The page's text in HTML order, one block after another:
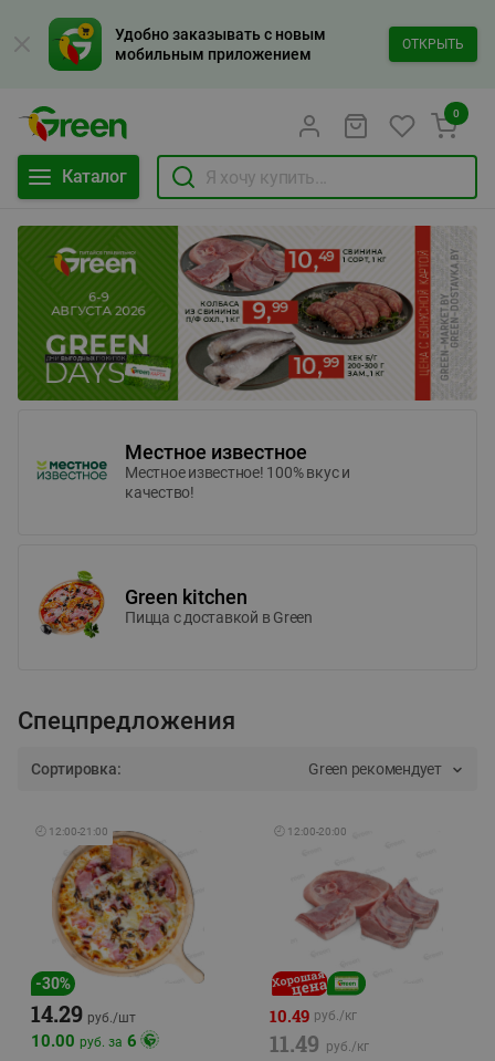
Удобно заказывать с новым
мобильным приложением
ОТКРЫТЬ
Каталог
0
Местное известное
Местное известное! 100% вкус и
качество!
Green kitchen
Пицца c доставкой в Green
Спецпредложения
Сортировка: Green рекомендует
🕘 12:00-21:00
-30%
14.29 руб./шт
10.00 руб. за 6
🕘 12:00-20:00
10.49 руб./кг
11.49 руб./кг